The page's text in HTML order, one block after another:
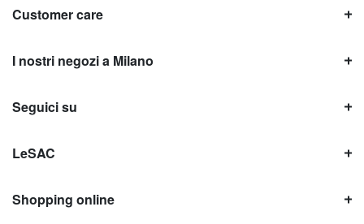
Customer care
I nostri negozi a Milano
Seguici su
LeSAC
Shopping online